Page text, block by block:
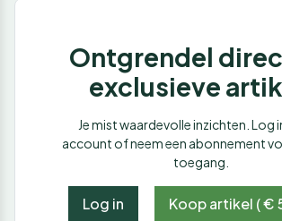
Ontgrendel
exclusieve
Je mist waardevolle inzichten. Log
account of neem een abonnement
toegang.
Log in Koop artikel ( €